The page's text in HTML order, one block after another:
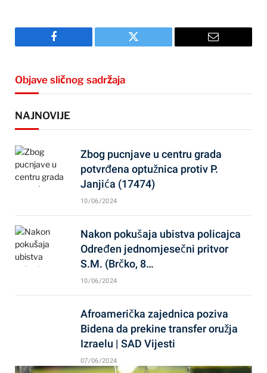
Facebook Twitter Email
Objave sličnog sadržaja
NAJNOVIJE
Zbog pucnjave u centru grada
potvrđena optužnica protiv P.
Janjića (17474)
10/06/2024
Nakon pokušaja ubistva policajca
Određen jednomjesečni pritvor
S.M. (Brčko, 8…
10/06/2024
Afroamerička zajednica poziva
Bidena da prekine transfer oružja
Izraelu | SAD Vijesti
07/06/2024